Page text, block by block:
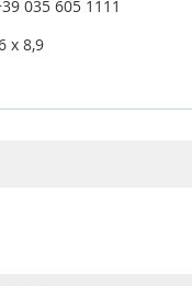
035 605 1111
x 8,9